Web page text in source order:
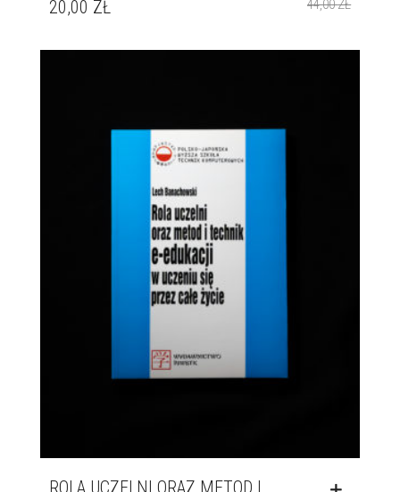
44,00ZŁ
20,00 ZŁ
ROLA UCZELNI ORAZ METOD I